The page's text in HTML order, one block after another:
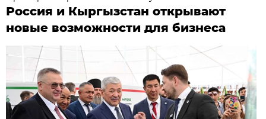
Россия и Кыргызстан открывают
новые возможности для бизнеса